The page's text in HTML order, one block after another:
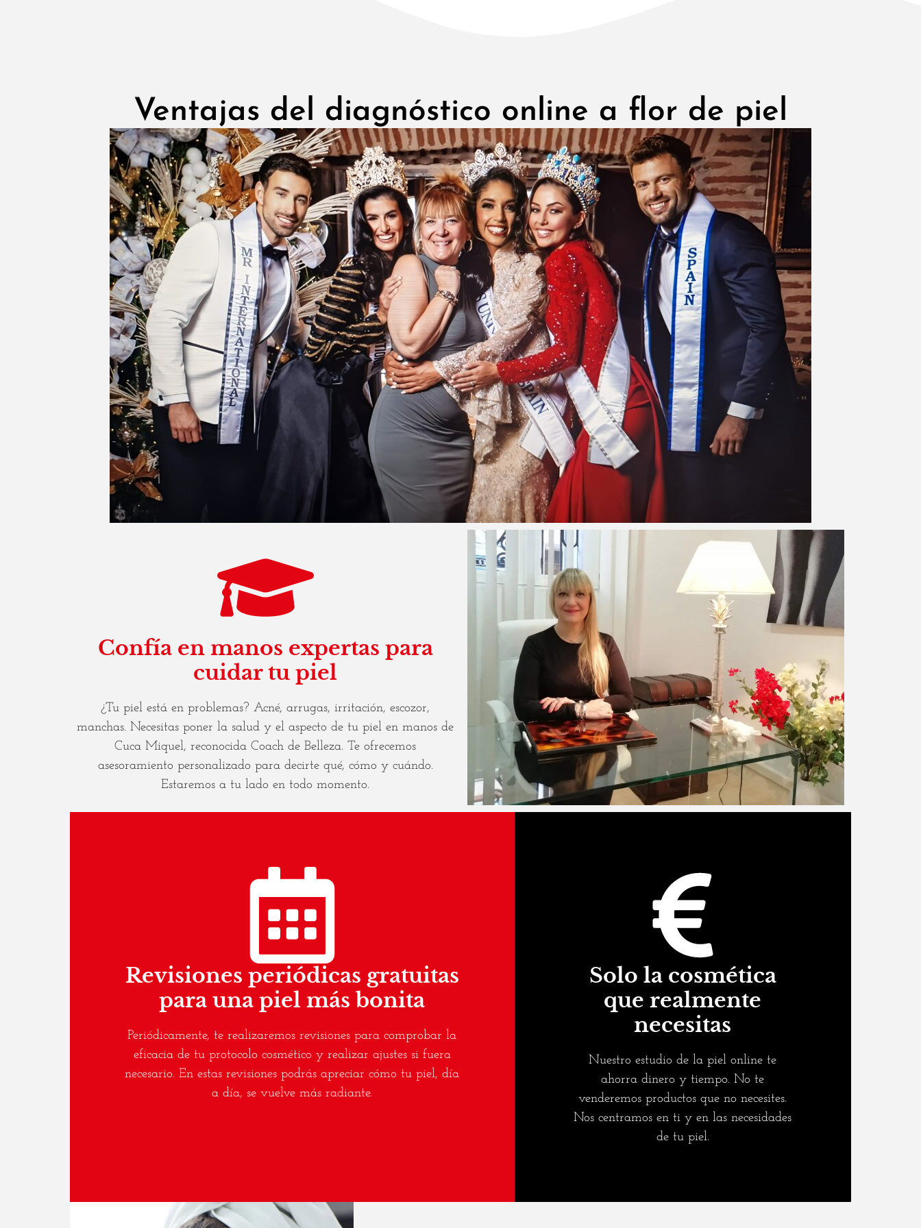
Ventajas del diagnóstico online a flor de piel
Confía en manos expertas para
cuidar tu piel
¿Tu piel está en problemas? Acné, arrugas, irritación, escozor,
manchas. Necesitas poner la salud y el aspecto de tu piel en manos de
Cuca Miquel, reconocida Coach de Belleza. Te ofrecemos
asesoramiento personalizado para decirte qué, cómo y cuándo.
Estaremos a tu lado en todo momento.
Revisiones periódicas gratuitas
para una piel más bonita
Periódicamente, te realizaremos revisiones para comprobar la
eficacia de tu protocolo cosmético y realizar ajustes si fuera
necesario. En estas revisiones podrás apreciar cómo tu piel, día
a día, se vuelve más radiante.
Solo la cosmética
que realmente
necesitas
Nuestro estudio de la piel online te
ahorra dinero y tiempo. No te
venderemos productos que no necesites.
Nos centramos en ti y en las necesidades
de tu piel.